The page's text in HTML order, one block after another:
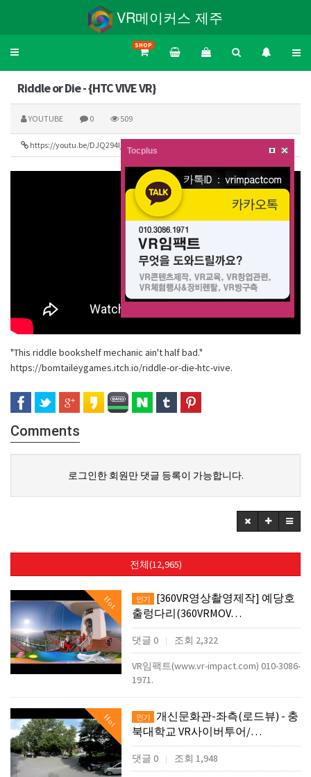
VR메이커스 제주
Toggle
SHOP
Riddle or Die - {HTC VIVE VR}
YOUTUBE 0 509
https://youtu.be/DJQ294Ij7qs
"This riddle bookshelf mechanic ain't half bad."
https://bomtaileygames.itch.io/riddle-or-die-htc-vive.
Comments
로그인한 회원만 댓글 등록이 가능합니다.
전체(12,965)
Hot 인기
[360VR영상촬영제작] 예당호
출렁다리(360VRMOV…
댓글 0 조회 2,322
VR임팩트(www.vr-impact.com) 010-3086-
1971.
Hot 인기
개신문화관-좌측(로드뷰) - 충
북대학교 VR사이버투어/…
댓글 0 조회 1,948
Tocplus